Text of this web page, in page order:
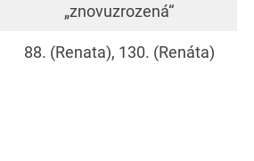
„znovuzrozená“
88. (Renata), 130. (Renáta)